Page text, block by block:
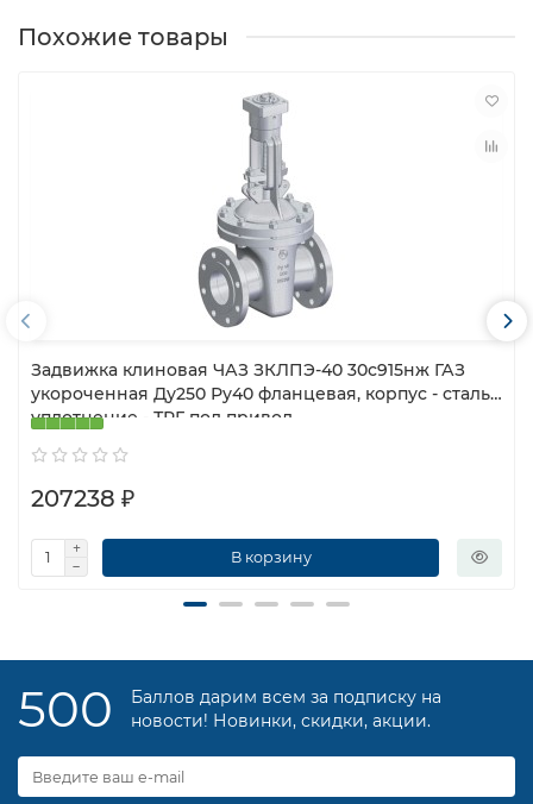
Похожие товары
Задвижка клиновая ЧАЗ ЗКЛПЭ-40 30с915нж ГАЗ
укороченная Ду250 Ру40 фланцевая, корпус - сталь,
уплотнение - ТРГ, под привод
207238 ₽
В корзину
500
Баллов дарим всем за подписку на
новости! Новинки, скидки, акции.